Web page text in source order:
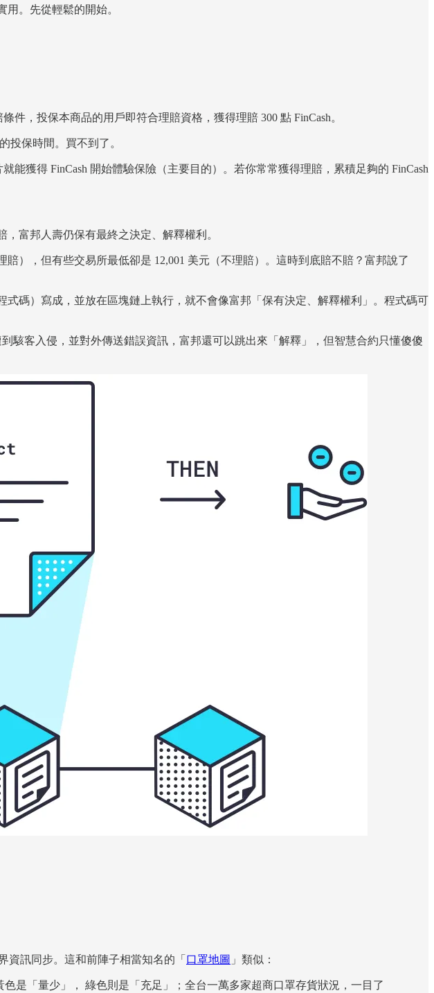
。先從輕鬆的開始。
件，投保本商品的用戶即符合理賠資格，獲得理賠 300 點 FinCash。
投保時間。買不到了。
能獲得 FinCash 開始體驗保險（主要目的）。若你常常獲得理賠，累積足夠的 FinCash
富邦人壽仍保有最終之決定、解釋權利。
），但有些交易所最低卻是 12,001 美元（不理賠）。這時到底賠不賠？富邦說了
碼）寫成，並放在區塊鏈上執行，就不會像富邦「保有決定、解釋權利」。程式碼可
駭客入侵，並對外傳送錯誤資訊，富邦還可以跳出來「解釋」，但智慧合約只懂傻傻
資訊同步。這和前陣子相當知名的「 口罩地圖 」類似：
是「量少」， 綠色則是「充足」；全台一萬多家超商口罩存貨狀況，一目了